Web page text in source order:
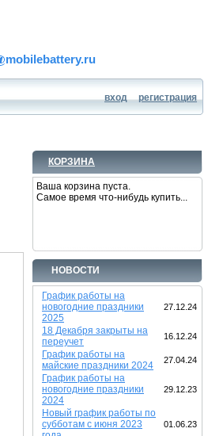
mobilebattery.ru
вход регистрация
КОРЗИНА
Ваша корзина пуста.
Самое время что-нибудь купить...
НОВОСТИ
График работы на
новогодние праздники
2025
27.12.24
18 Декабря закрыты на
переучет
16.12.24
График работы на
майские праздники 2024
27.04.24
График работы на
новогодние праздники
2024
29.12.23
Новый график работы по
субботам с июня 2023
01.06.23